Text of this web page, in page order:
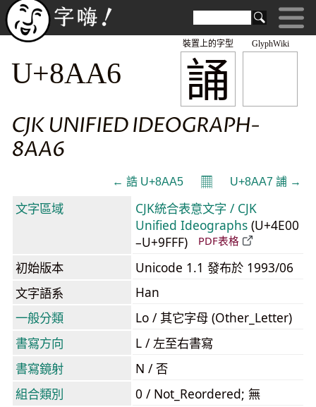
GlyphWiki
誦
裝置上的字型
U+8AA6
CJK UNIFIED IDEOGRAPH-
8AA6
← 誥 U+8AA5 𝄜 U+8AA7 誧 →
文字區域
CJK統合表意文字 / CJK
Unified Ideographs (U+4E00
–U+9FFF)
PDF表格
初始版本
Unicode 1.1 發布於 1993/06
文字語系
Han
一般分類
Lo / 其它字母 (Other_Letter)
書寫方向
L / 左至右書寫
書寫鏡射
N / 否
組合類別
0 / Not_Reordered; 無